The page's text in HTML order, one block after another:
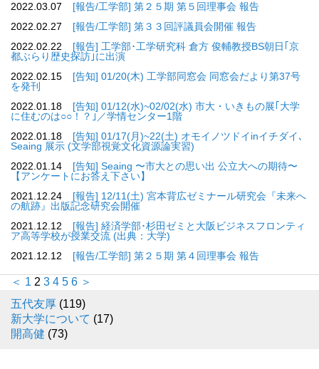
2022.03.07
[報告/工学部] 第２５期 第５回理事会 報告
2022.02.27
[報告/工学部] 第３３回評議員会開催 報告
2022.02.22
[報告] 工学部･工学研究科 倉方 俊輔教授BS朝日｢京
都ぶらり歴史探訪｣に出演
2022.02.15
[告知] 01/20(木) 工学部同窓会 同窓会だより第37号
を発刊
2022.01.18
[告知] 01/12(水)~02/02(水) 市大・いきもの展｢大学
に住むのは○○！？｣／学情センター1階
2022.01.18
[告知] 01/17(月)~22(土) オモイノツドイinイチダイ､
Seaing 展示 (文学部視覚文化資源論実習)
2022.01.14
[告知] Seaing 〜市大との思い出 公立大への期待〜
【アンケートにお答え下さい】
2021.12.24
[報告] 12/11(土) 宮本背広ゼミナール研究会『未来へ
の航跡』出版記念研究会開催
2021.12.12
[報告] 経済学部･杉田ゼミと大阪ビジネスフロンティ
ア高等学校が授業交流 (出典：大学)
2021.12.12
[報告/工学部] 第２５期 第４回理事会 報告
＜ 1 2 3 4 5 6 ＞
五代友厚 (119)
新大学について (17)
開高健 (73)